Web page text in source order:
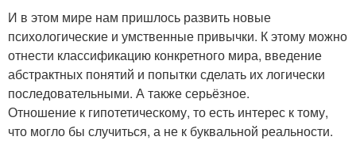
И в этом мире нам пришлось развить новые
психологические и умственные привычки. К этому можно
отнести классификацию конкретного мира, введение
абстрактных понятий и попытки сделать их логически
последовательными. А также серьёзное.
Отношение к гипотетическому, то есть интерес к тому,
что могло бы случиться, а не к буквальной реальности.